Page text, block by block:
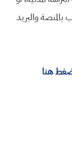
والبريد
هنا